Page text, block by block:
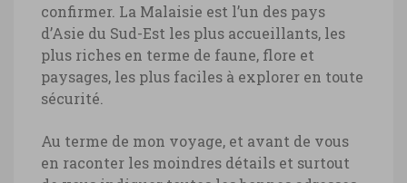
confirmer. La Malaisie est l’un des pays
d’Asie du Sud-Est les plus accueillants, les
plus riches en terme de faune, flore et
paysages, les plus faciles à explorer en toute
sécurité.
Au terme de mon voyage, et avant de vous
en raconter les moindres détails et surtout